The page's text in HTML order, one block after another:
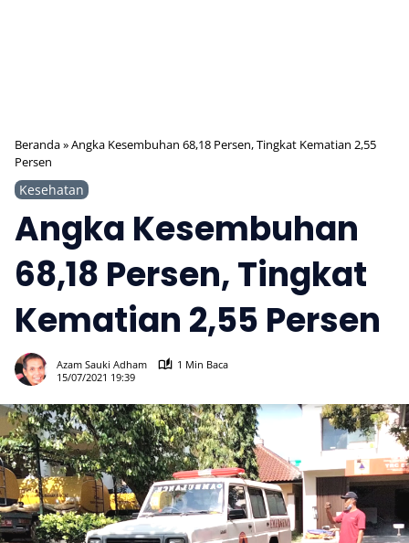
Beranda»Angka Kesembuhan 68,18 Persen, Tingkat Kematian 2,55
Persen
Kesehatan
Angka Kesembuhan
68,18 Persen, Tingkat
Kematian 2,55 Persen
Azam Sauki Adham
1 Min Baca
15/07/2021 19:39